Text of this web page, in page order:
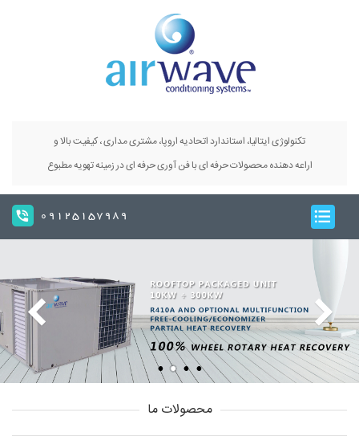
تکنولوژی ایتالیا، استاندارد اتحادیه اروپا، مشتری مداری ، کیفیت بالا و
اراعه دهنده محصولات حرفه ای با فن آوری حرفه ای در زمینه تهویه مطبوع
09125157989
محصولات ما